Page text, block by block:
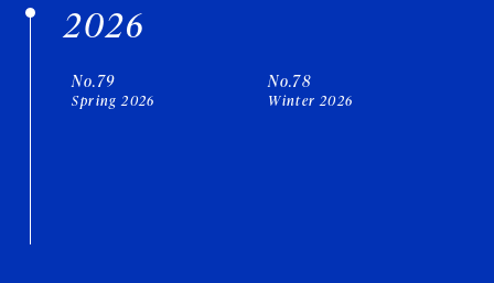
2026
No.79
Spring 2026
No.78
Winter 2026